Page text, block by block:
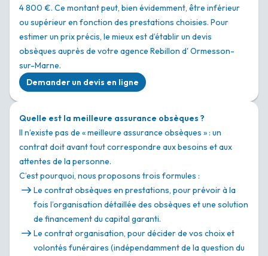
4 800 €. Ce montant peut, bien évidemment, être inférieur
ou supérieur en fonction des prestations choisies. Pour
estimer un prix précis, le mieux est d’établir un devis
obsèques auprès de votre agence Rebillon d' Ormesson-
sur-Marne.
Demander un devis en ligne
Quelle est la meilleure assurance obsèques ?
Il n’existe pas de « meilleure assurance obsèques » : un
contrat doit avant tout correspondre aux besoins et aux
attentes de la personne.
C’est pourquoi, nous proposons trois formules :
Le contrat obsèques en prestations, pour prévoir à la
fois l’organisation détaillée des obsèques et une solution
de financement du capital garanti.
Le contrat organisation, pour décider de vos choix et
volontés funéraires (indépendamment de la question du